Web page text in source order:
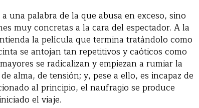
una palabra de la que abusa en exceso, sino
muy concretas a la cara del espectador. A la
la película que termina tratándolo como
se antojan tan repetitivos y caóticos como
se radicalizan y empiezan a rumiar la
alma, de tensión; y, pese a ello, es incapaz de
al principio, el naufragio se produce
el viaje.